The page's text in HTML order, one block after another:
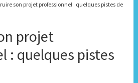
son projet professionnel : quelques pistes de
projet
: quelques pistes